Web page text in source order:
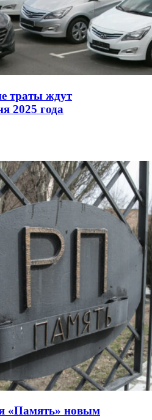
траты ждут
2025 года
«Память» новым